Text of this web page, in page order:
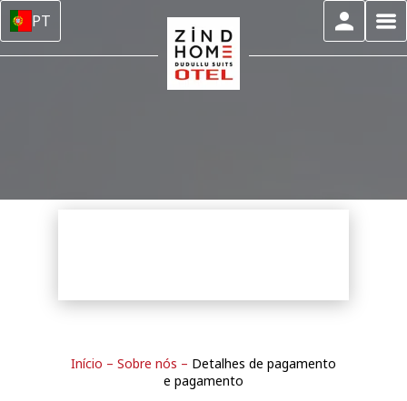
PT
Início – Sobre nós – Detalhes de pagamento
e pagamento